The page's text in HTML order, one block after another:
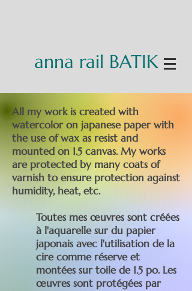
anna rail BATIK
All my work is created with
watercolor on japanese paper with
the use of wax as resist and
mounted on 1.5 canvas. My works
are protected by many coats of
varnish to ensure protection against
humidity, heat, etc.
Toutes mes œuvres sont créées
à l'aquarelle sur du papier
japonais avec l'utilisation de la
cire comme réserve et
montées sur toile de 1.5 po. Les
œuvres sont protégées par